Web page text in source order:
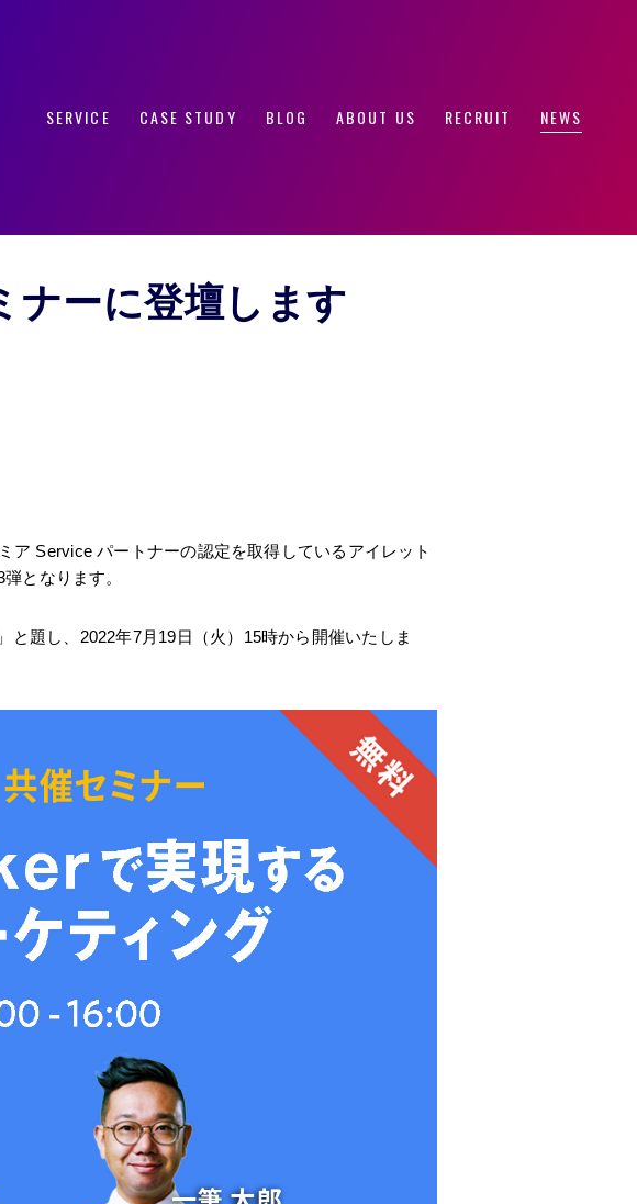
SERVICE CASE STUDY BLOG ABOUT US RECRUIT NEWS
ナーに登壇します
ア Service パートナーの認定を取得しているアイレット
となります。
と題し、2022年7月19日（火）15時から開催いたしま